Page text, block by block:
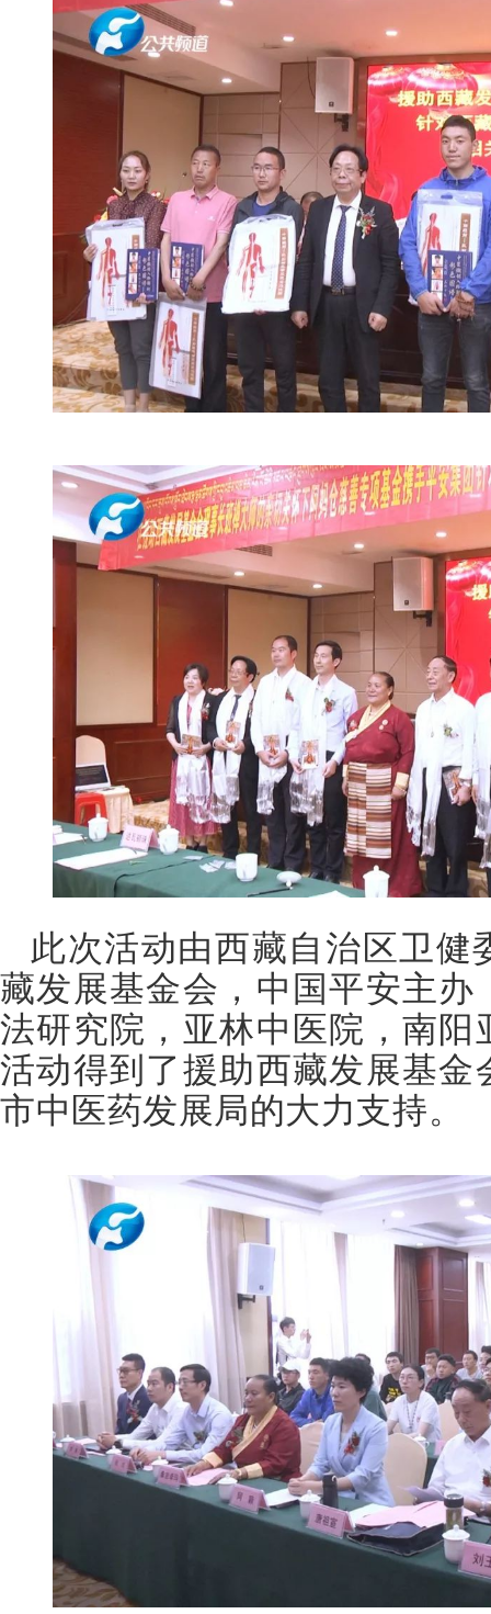
此次活动由西藏自治区卫健
藏发展基金会，中国平安主
法研究院，亚林中医院，南
活动得到了援助西藏发展基
市中医药发展局的大力支持。